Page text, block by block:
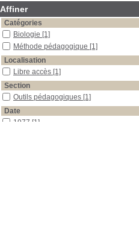
Affiner
Catégories
Biologie [1]
Méthode pédagogique [1]
Localisation
Libre accès [1]
Section
Outils pédagogiques [1]
Date
1977 [1]